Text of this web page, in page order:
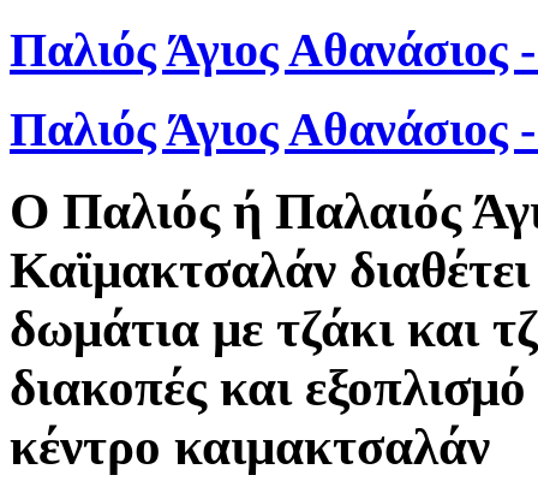
Παλιός Άγιος
Παλιός Άγιος
Ο Παλιός ή Παλαιός
Καϊμακτσαλάν
δωμάτια με τζάκι και
διακοπές και
κέντρο καιμακτσαλάν